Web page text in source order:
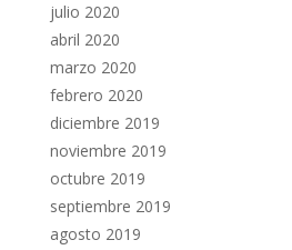
julio 2020
abril 2020
marzo 2020
febrero 2020
diciembre 2019
noviembre 2019
octubre 2019
septiembre 2019
agosto 2019